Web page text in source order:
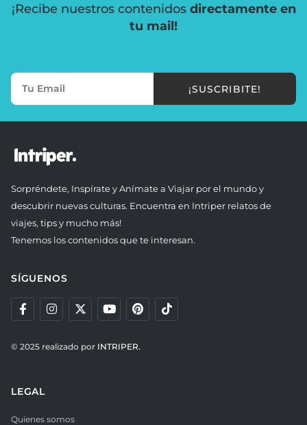
¡Recibe nuestros contenidos directamente en
tu mail!
¡SUSCRIBITE!
Sorpréndete, Inspírate y Anímate a Viajar por el mundo y
descubrir nuevas culturas. Encuentra en Intriper relatos de
viajes, tips y mucho más!
Tenemos los contenidos que te interesan.
SÍGUENOS
© 2025 realizado por INTRIPER.
LEGAL
Quienes somos